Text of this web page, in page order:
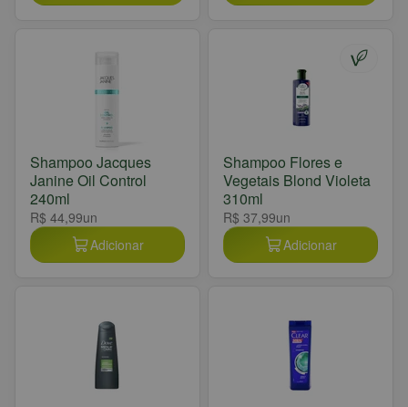
Shampoo Jacques
Janine Oil Control
240ml
R$ 44,99un
Adicionar
Shampoo Flores e
Vegetais Blond Violeta
310ml
R$ 37,99un
Adicionar